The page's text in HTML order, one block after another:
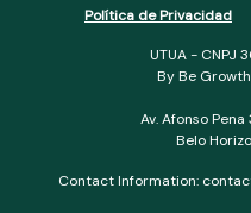
Política de Privacidad
UTUA - CNPJ
By Be
Av. Afonso Pena
Belo
Contact Information: